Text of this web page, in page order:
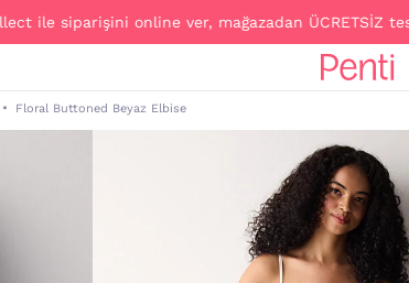
online ver, mağazadan ÜCRETSİZ teslim al!
Floral Buttoned Beyaz Elbise